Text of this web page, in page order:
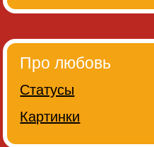
Про любовь
Статусы
Картинки